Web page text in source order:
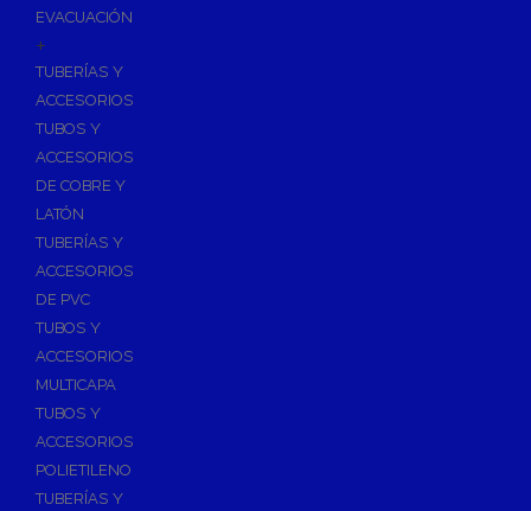
EVACUACIÓN
+
TUBERÍAS Y
ACCESORIOS
TUBOS Y
ACCESORIOS
DE COBRE Y
LATÓN
TUBERÍAS Y
ACCESORIOS
DE PVC
TUBOS Y
ACCESORIOS
MULTICAPA
TUBOS Y
ACCESORIOS
POLIETILENO
TUBERÍAS Y